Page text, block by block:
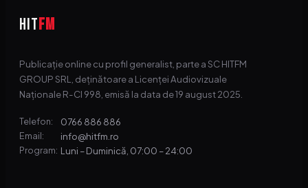
HITFM
Publicație online cu profil generalist, parte a SC HITFM
GROUP SRL, deținătoare a Licenței Audiovizuale
Naționale R-CI 998, emisă la data de 19 august 2025.
Telefon: 0766 886 886
Email: info@hitfm.ro
Program: Luni – Duminică, 07:00 – 24:00